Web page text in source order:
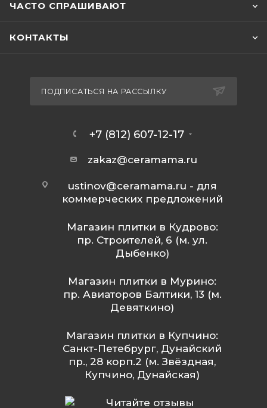
ЧАСТО СПРАШИВАЮТ
КОНТАКТЫ
ПОДПИСАТЬСЯ НА РАССЫЛКУ
+7 (812) 607-12-17
zakaz@ceramama.ru
ustinov@ceramama.ru - для
коммерческих предложений
Магазин плитки в Кудрово:
пр. Строителей, 6 (м. ул.
Дыбенко)
Магазин плитки в Мурино:
пр. Авиаторов Балтики, 13 (м.
Девяткино)
Магазин плитки в Купчино:
Санкт-Петебрург, Дунайский
пр., 28 корп.2 (м. Звёздная,
Купчино, Дунайская)